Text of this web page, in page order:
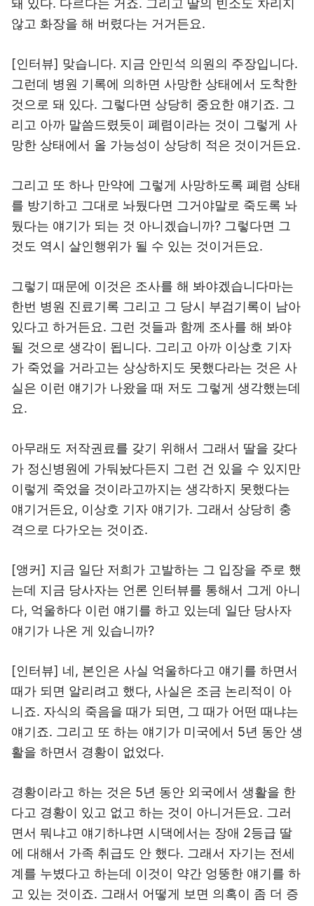
돼 있다. 다르다는 거죠. 그리고 딸의 빈소도 차리지
않고 화장을 해 버렸다는 거거든요.
[인터뷰] 맞습니다. 지금 안민석 의원의 주장입니다.
그런데 병원 기록에 의하면 사망한 상태에서 도착한
것으로 돼 있다. 그렇다면 상당히 중요한 얘기죠. 그
리고 아까 말씀드렸듯이 폐렴이라는 것이 그렇게 사
망한 상태에서 올 가능성이 상당히 적은 것이거든요.
그리고 또 하나 만약에 그렇게 사망하도록 폐렴 상태
를 방기하고 그대로 놔뒀다면 그거야말로 죽도록 놔
뒀다는 얘기가 되는 것 아니겠습니까? 그렇다면 그
것도 역시 살인행위가 될 수 있는 것이거든요.
그렇기 때문에 이것은 조사를 해 봐야겠습니다마는
한번 병원 진료기록 그리고 그 당시 부검기록이 남아
있다고 하거든요. 그런 것들과 함께 조사를 해 봐야
될 것으로 생각이 됩니다. 그리고 아까 이상호 기자
가 죽었을 거라고는 상상하지도 못했다라는 것은 사
실은 이런 얘기가 나왔을 때 저도 그렇게 생각했는데
요.
아무래도 저작권료를 갖기 위해서 그래서 딸을 갖다
가 정신병원에 가둬놨다든지 그런 건 있을 수 있지만
이렇게 죽었을 것이라고까지는 생각하지 못했다는
얘기거든요, 이상호 기자 얘기가. 그래서 상당히 충
격으로 다가오는 것이죠.
[앵커] 지금 일단 저희가 고발하는 그 입장을 주로 했
는데 지금 당사자는 언론 인터뷰를 통해서 그게 아니
다, 억울하다 이런 얘기를 하고 있는데 일단 당사자
얘기가 나온 게 있습니까?
[인터뷰] 네, 본인은 사실 억울하다고 얘기를 하면서
때가 되면 알리려고 했다, 사실은 조금 논리적이 아
니죠. 자식의 죽음을 때가 되면, 그 때가 어떤 때냐는
얘기죠. 그리고 또 하는 얘기가 미국에서 5년 동안 생
활을 하면서 경황이 없었다.
경황이라고 하는 것은 5년 동안 외국에서 생활을 한
다고 경황이 있고 없고 하는 것이 아니거든요. 그러
면서 뭐냐고 얘기하냐면 시댁에서는 장애 2등급 딸
에 대해서 가족 취급도 안 했다. 그래서 자기는 전세
계를 누볐다고 하는데 이것이 약간 엉뚱한 얘기를 하
고 있는 것이죠. 그래서 어떻게 보면 의혹이 좀 더 증